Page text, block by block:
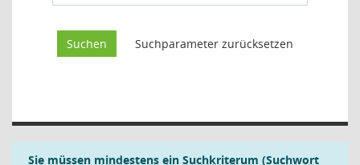
Sie müssen mindestens ein Suchkriterum (Suchwort